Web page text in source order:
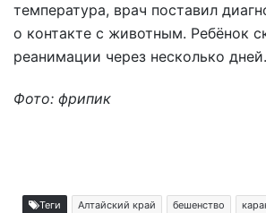
температура, врач поставил
о контакте с животным. Ребёнок
реанимации через несколько дней.
Фото: фрипик
Теги Алтайский край бешенство